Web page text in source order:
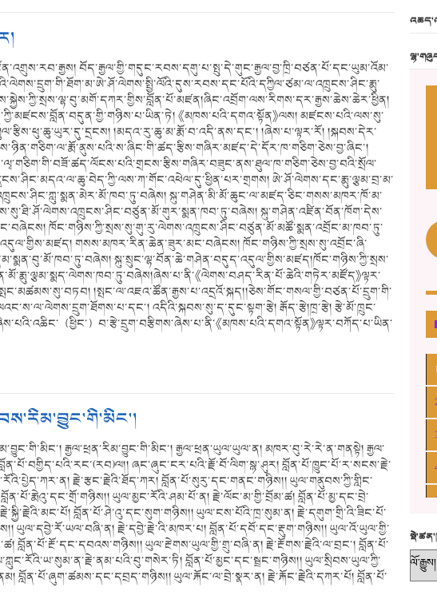
བོད་རྒྱལ་གྱི་གདུང་རབས་དགུ་པ་སྤུ་དེ་གུང་རྒྱལ་བྱ་ཁྲི་བཙན་པོ་དང་ཡུམ་འོམ་
《མཁས་པའི་དགའ་སྟོན》ལས། མཛངས་པའི་ལས་སུ་
།མདའ་རུ་ཆུ་མ་རྨོ་བ་འདི་ནས་དང་། །ཞེས་པ་ལྟར་རོ། །སྐབས་དེར་
ཨེ་ཤོ་ལེགས་དང་རྨུ་ལྕམ་བྲ་མ་
སྐུ་གཤེན་མི་མོ་ཆུང་ལ་མཛད་ཅིང་གསས་མཁར་ཁོ་མ་
སྐུ་གཤེན་འཛིན་བོན་ཁོག་དེས་
ཁོང་གཉིས་ཀྱི་སྲས་སུ་གུ་རུ་ལེགས་འཁྲུངས་ཤིང་བཙུན་མོ་མཚོ་སྨན་འབྲོང་མ་ཁབ་ཏུ་
གསས་མཁར་རིན་ཆེན་ཟུར་མང་བཞེངས། ཁོང་གཉིས་ཀྱི་སྲས་སུ་འབྲོང་ཞི་
སྐུ་སྲུང་ལྷ་བོན་ཆེ་གཤེན་བདུད་འདུལ་གྱིས་མཛད།ཁོང་གཉིས་ཀྱི་སྲས་
《ལེགས་བཤད་རིན་པོ་ཆེའི་གཏེར་མཛོད》ལྟར་
།སྤང་ལ་འཇའ་ཚོན་རྒྱས་པ་འདྲའོ་སྐད།།ཅེས་གོང་གསལ་གྱི་བཙན་པོ་དྲུག་གི་
འདིའི་སྐབས་སུ་ད་དུང་སྟག་རྩེ། རྒོད་རྩེ།ཁྲ་རྩེ། རྩེ་མོ་ཁྲུང་
（ཕྱིང་）བ་རྩེ་དྲུག་བརྩིགས་ཞེས་པ་ནི་《མཁས་པའི་དགའ་སྟོན》ལྟར་བཀོད་པ་ཡིན་
རྒྱལ་ཕྲན་རིམ་བྱུང་གི་མིང་། རྒྱལ་ཕྲན་ཡུལ་ཡུལ་ན། མཁར་བུ་རེ་རེ་ན་གནསྟེ། རྒྱལ་
ཞང་ཞུང་ངར་པའི་རྗོ་བོ་ལིག་སྙ་ཤུར། བློན་པོ་ཁྱུང་པོ་ར་སངས་རྗེ་
རྗེ་རྩང་རྗེའི་ཐོད་ཀར། བློན་པོ་སུརུ་དང་གནང་གཉིས།། ཡུལ་གནུབས་ཀྱི་གླིང་
ཡུལ་མྱང་རོའི་ཤམ་པོ་ན། རྗེ་ལོང་མ་གྱི་བྲོམ་ཚ། བློན་པོ་མྱ་དང་བྲེ་
བློན་པོ་ཤེ་འུ་དང་སུག་གཉིས།། ཡུལ་ངས་པོའི་ཁྲ་སུམ་ན། རྗེ་དགུག་གྲི་འི་ཟིང་པོ་
ཡུལ་དབྱེ་རོ་ཡལ་བཞི་ན། རྗེ་དབྱེ་རྗེ་འི་མཁར་པ། བློན་པོ་དབོ་དང་རྡུག་གཉིས།། ཡུལ་འོ་ཡུལ་གྱི་
བློན་པོ་རྔོ་དང་དབའས་གཉིས།། ཡུལ་རྔེགས་ཡུལ་གྱི་གྲུ་བཞི་ན། རྗེ་རྔོགས་རྗེའི་ལ་བྲང་། བློན་པོ་
བློན་པོ་མྱང་དང་སྦྲང་གཉིས།། ཡུལ་སྲིབས་ཡུལ་ཀྱི་
བློན་པོ་ཞུག་ཚམས་དང་དབྲད་གཉིས།། ཡུལ་རྐོང་ལ་བྲེ་སྣར་ན། རྗེ་རྐོང་རྗེའི་དཀར་པོ། བློན་པོ་